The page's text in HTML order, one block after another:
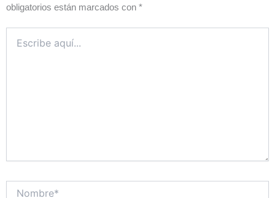
obligatorios están marcados con *
aquí...